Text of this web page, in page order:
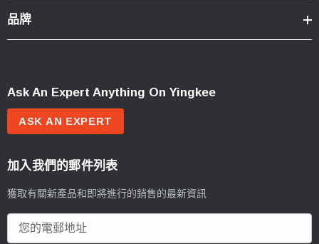
品牌
Ask An Expert Anything On Yingkee
ASK AN EXPERT
加入我們的郵件列表
獲取有關新產品和即將進行的銷售的最新資訊
郵